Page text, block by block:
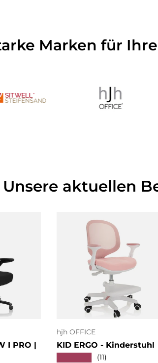
Marken für
Unsere aktuellen
I PRO |
hjh OFFICE
KID ERGO - Kinderstuhl
(11)
Optionen
auswählen